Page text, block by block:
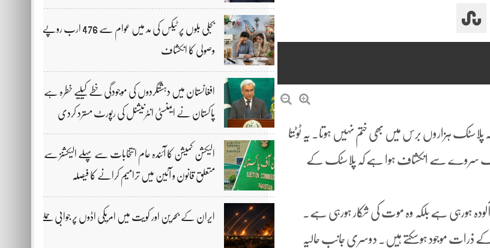
بجلی بلوں پر ٹیکس کی مد میں عوام سے 476 ارب روپے
وصولی کا انکشاف
افغانستان میں دہشتگردوں کی موجودگی خطے کیلیے خطرہ ہے،
پاکستان نے ایمنسٹی انٹرنیشنل کی رپورٹ مسترد کردی
الیکشن کمیشن کا آئندہ عام انتخابات سے پہلے الیکشنز سے
متعلق قانون و آئین میں ترامیم کرانے کا فیصلہ
ایران کے بحرین اور کویت میں امریکی اڈوں پر جوابی حملے
پلاسٹک ہزاروں برس میں بھی ختم نہیں ہوتا۔ یہ ٹوٹتا
ایک سروے سے انکشاف ہوا ہے کہ پلاسٹک کے
ہورہی ہے بلکہ وہ موت کی شکار ہورہی ہے۔
موجود ہوسکتے ہیں۔ دوسری جانب حالیہ